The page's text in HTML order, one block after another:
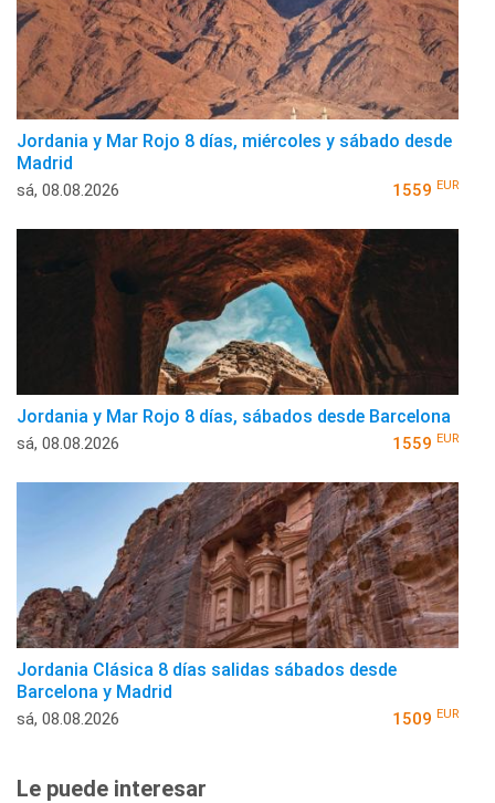
Jordania y Mar Rojo 8 días, miércoles y sábado desde
Madrid
sá, 08.08.2026 1559 EUR
Jordania y Mar Rojo 8 días, sábados desde Barcelona
sá, 08.08.2026 1559 EUR
Jordania Clásica 8 días salidas sábados desde
Barcelona y Madrid
sá, 08.08.2026 1509 EUR
Le puede interesar